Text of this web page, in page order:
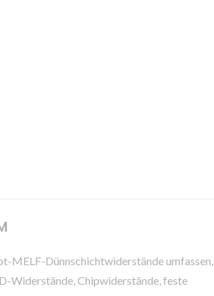
MELF-Dünnschichtwiderstände umfassen,
Widerstände, Chipwiderstände, feste